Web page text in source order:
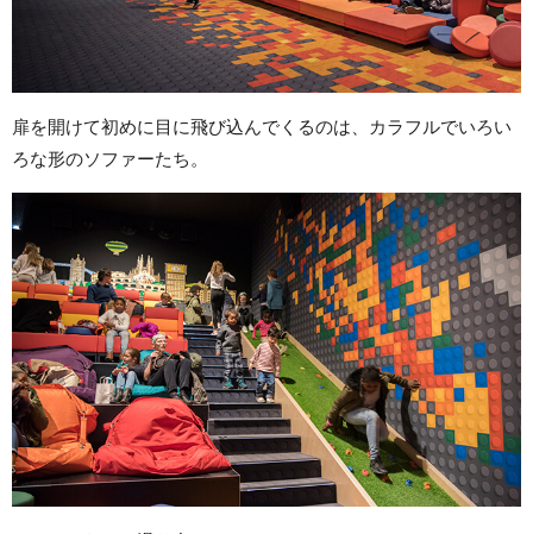
扉を開けて初めに目に飛び込んでくるのは、カラフルでいろい
ろな形のソファーたち。